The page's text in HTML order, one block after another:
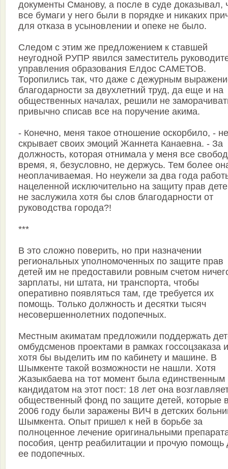
документы Сманову, а после в суде доказывал,
все бумаги у него были в порядке и никаких
для отказа в усыновлении и опеке не было.
Следом с этим же предложением к ставшей
неугодной РУПР явился заместитель
управления образования Елдос САМЕТОВ.
Торопились так, что даже с дежурным
благодарности за двухлетний труд, да еще и на
общественных началах, решили не
привычно списав все на поручение акима.
- Конечно, меня такое отношение оскорбило, - не
скрывает своих эмоций Жаннета Канаевна. - За
должность, которая отнимала у меня все
время, я, безусловно, не держусь. Тем более
неоплачиваемая. Но неужели за два года
нацеленной исключительно на защиту прав
не заслужила хотя бы слов благодарности от
руководства города?!
***
В это сложно поверить, но при назначении
региональных уполномоченных по защите прав
детей им не предоставили ровным счетом
зарплаты, ни штата, ни транспорта, чтобы
оперативно появляться там, где требуется их
помощь. Только должность и десятки тысяч
несовершеннолетних подопечных.
Местным акиматам предложили поддержать
омбудсменов проектами в рамках госсоцзаказа
хотя бы выделить им по кабинету и машине. В
Шымкенте такой возможности не нашли. Хотя
Жазыкбаева на тот момент была единственным
кандидатом на этот пост: 18 лет она
общественный фонд по защите детей, которые
2006 году были заражены ВИЧ в детских
Шымкента. Опыт пришел к ней в борьбе за
полноценное лечение оригинальными
пособия, центр реабилитации и прочую помощь
ее подопечных.